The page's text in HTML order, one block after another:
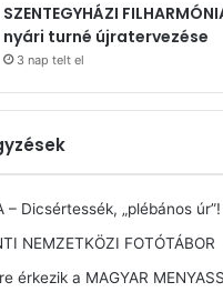
SZENTEGYHÁZI
nyári turné újratervezése
3 nap telt el
– Dicsértessék, „plébános úr”!
NEMZETKÖZI FOTÓTÁBOR
érkezik a MAGYAR